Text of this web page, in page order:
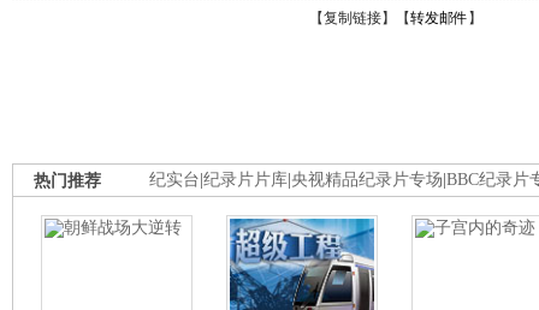
【复制链接】【转发邮件 】
纪实台 纪录片片库 央视精品纪录片专场 BBC纪录片
热门推荐